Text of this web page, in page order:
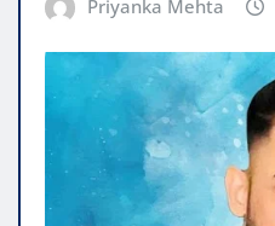
Priyanka Mehta